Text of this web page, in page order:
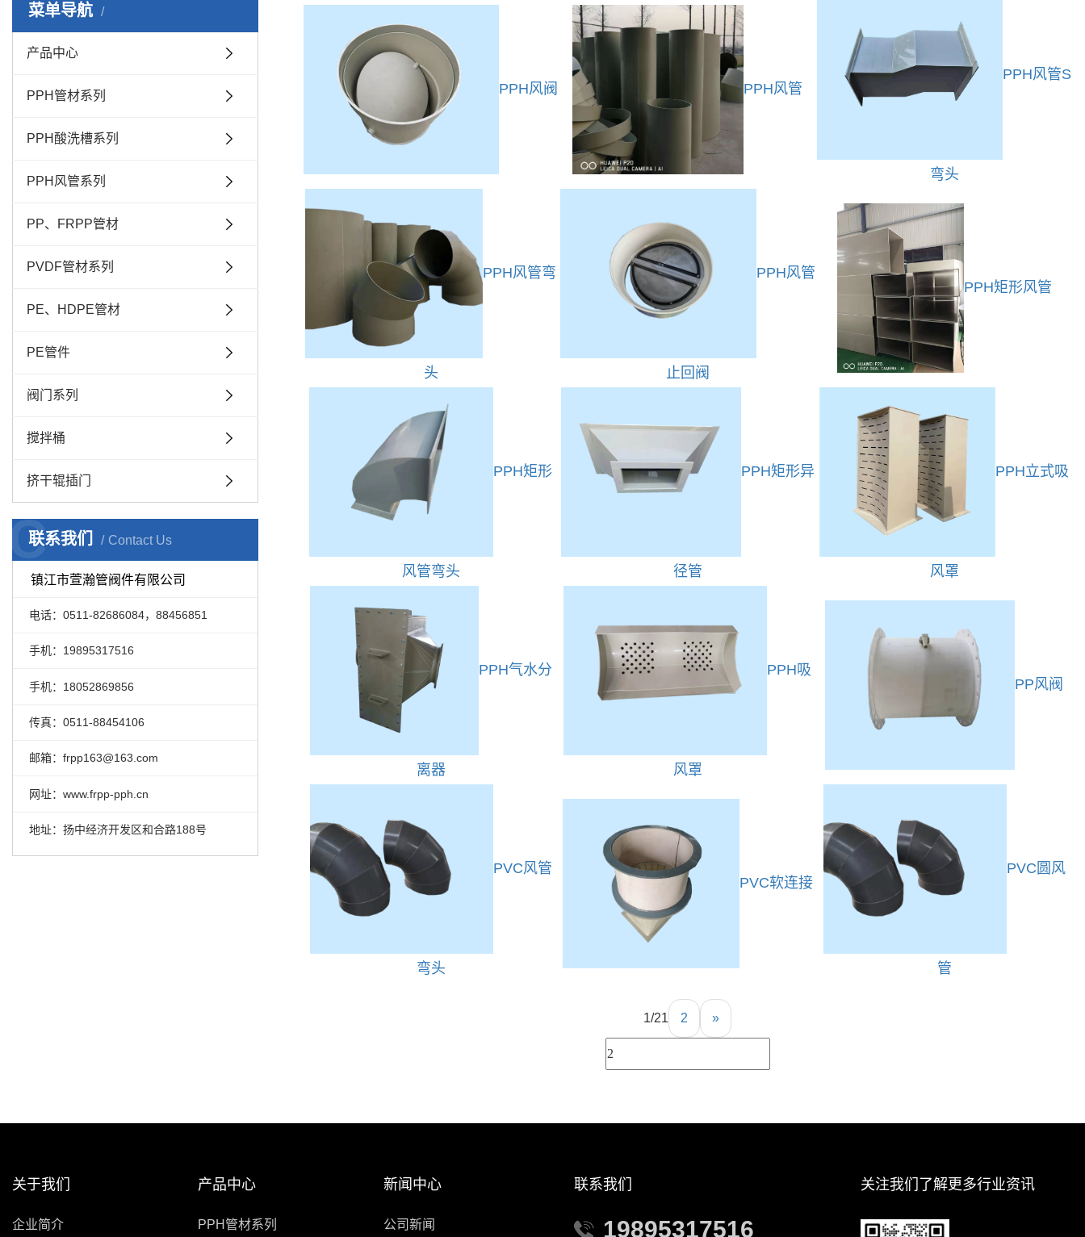
菜单导航
产品中心
PPH管材系列
PPH酸洗槽系列
PPH风管系列
PP、FRPP管材
PVDF管材系列
PE、HDPE管材
PE管件
阀门系列
搅拌桶
挤干辊插门
联系我们 Contact Us
C
镇江市萱瀚管阀件有限公司
电话：0511-82686084，88456851
手机：19895317516
手机：18052869856
传真：0511-88454106
邮箱：frpp163@163.com
网址：www.frpp-pph.cn
地址：扬中经济开发区和合路188号
PPH风阀 PPH风管
PPH风管S
弯头
PPH风管弯
头
PPH风管
止回阀
PPH矩形风管
PPH矩形
风管弯头
PPH矩形异
径管
PPH立式吸
风罩
PPH气水分
离器
PPH吸
风罩
PP风阀
PVC风管
弯头
PVC软连接
PVC圆风
管
1/21 2 »
关于我们
企业简介
产品中心
PPH管材系列
新闻中心
公司新闻
联系我们
19895317516
关注我们了解更多行业资讯